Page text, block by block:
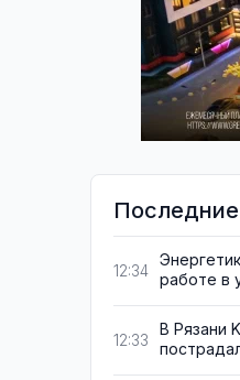
12:34
работе в
12:33
В Рязани